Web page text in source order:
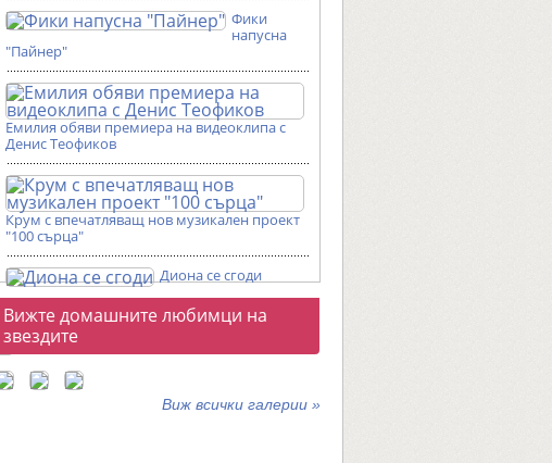
Фики
напусна
"Пайнер"
Емилия обяви премиера на видеоклипа с
Денис Теофиков
Крум с впечатляващ нов музикален проект
"100 сърца"
Диона се сгоди
Фотогалерии
Вижте домашните любимци на
звездите
Виж всички галерии »